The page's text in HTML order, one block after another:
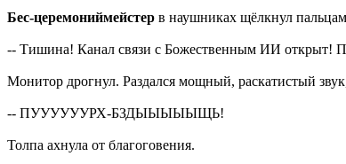
Бес-церемониймейстер в наушниках щёлкнул
-- Тишина! Канал связи с Божественным ИИ открыт!
Монитор дрогнул. Раздался мощный, раскатистый
-- ПУУУУУУРХ-БЗДЫЫЫЫЫЩЬ!
Толпа ахнула от благоговения.